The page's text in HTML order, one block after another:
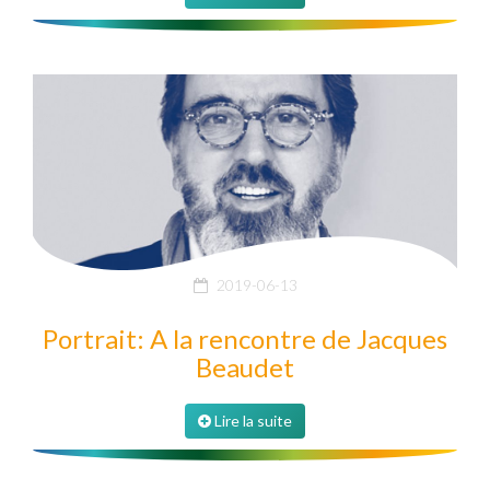
2019-06-13
Portrait: A la rencontre de Jacques
Beaudet
Lire la suite